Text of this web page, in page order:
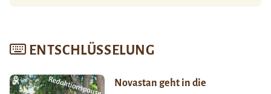
ENTSCHLÜSSELUNG
Novastan geht in die